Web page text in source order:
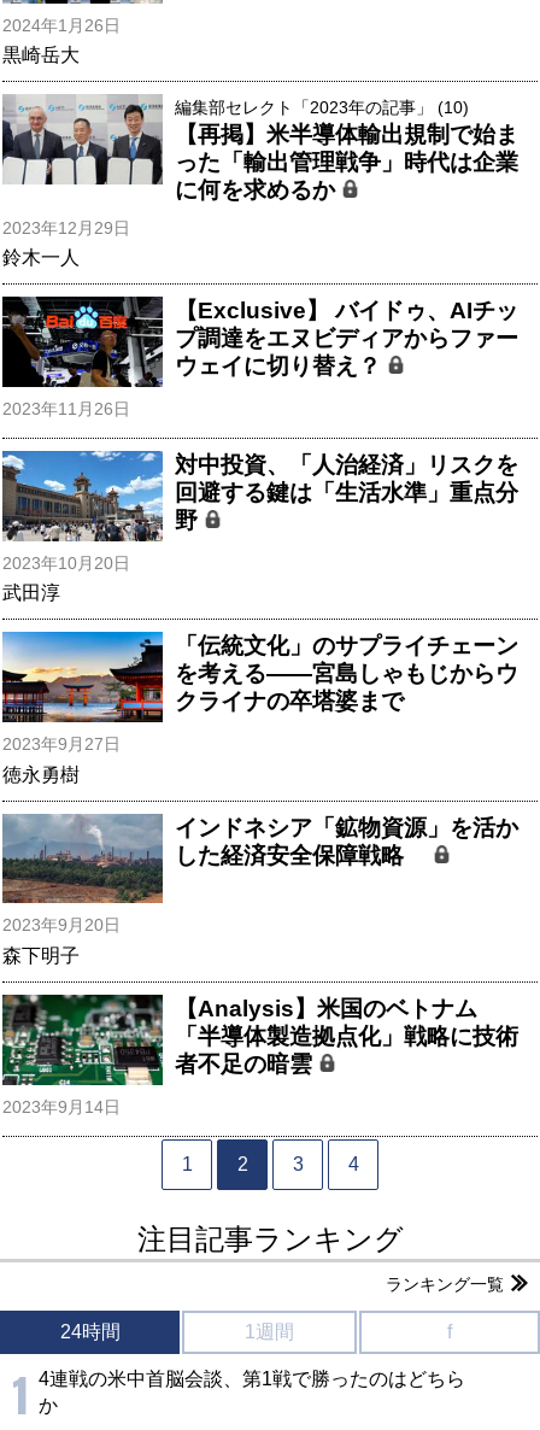
2024年1月26日
黒崎岳大
編集部セレクト「2023年の記事」 (10)
【再掲】米半導体輸出規制で始ま
った「輸出管理戦争」時代は企業
に何を求めるか
2023年12月29日
鈴木一人
【Exclusive】 バイドゥ、AIチッ
プ調達をエヌビディアからファー
ウェイに切り替え？
2023年11月26日
対中投資、「人治経済」リスクを
回避する鍵は「生活水準」重点分
野
2023年10月20日
武田淳
「伝統文化」のサプライチェーン
を考える――宮島しゃもじからウ
クライナの卒塔婆まで
2023年9月27日
徳永勇樹
インドネシア「鉱物資源」を活か
した経済安全保障戦略
2023年9月20日
森下明子
【Analysis】米国のベトナム
「半導体製造拠点化」戦略に技術
者不足の暗雲
2023年9月14日
1 2 3 4
注目記事ランキング
ランキング一覧
24時間 1週間 f
1 4連戦の米中首脳会談、第1戦で勝ったのはどちら
か